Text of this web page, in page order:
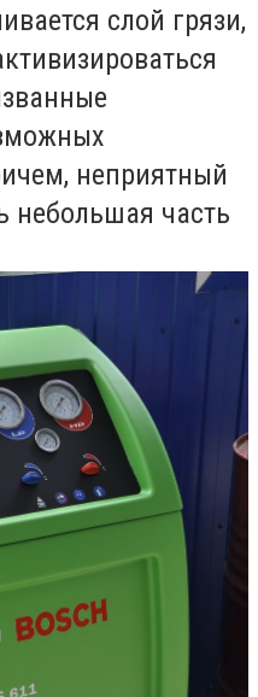
слой грязи,
неприятный
небольшая часть